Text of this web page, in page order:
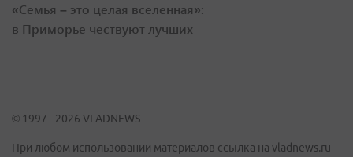
«Семья – это целая вселенная»:
в Приморье чествуют лучших
© 1997 - 2026 VLADNEWS
При любом использовании материалов ссылка на vladnews.ru